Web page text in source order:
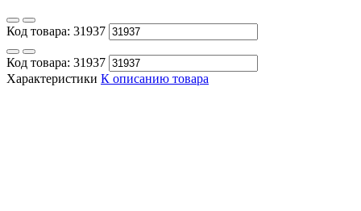
Код товара: 31937
Код товара: 31937
Характеристики К описанию товара